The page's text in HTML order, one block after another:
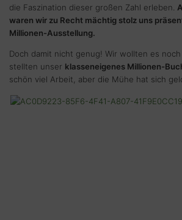
die Faszination dieser großen Zahl erleben.
waren wir zu Recht mächtig stolz uns
Millionen-Ausstellung.
Doch damit nicht genug! Wir wollten es
stellten unser klasseneigenes Millionen-
schön viel Arbeit, aber die Mühe hat sich